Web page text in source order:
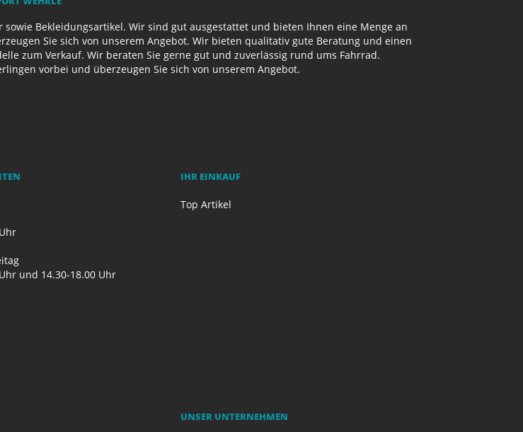
Bekleidungsartikel. Wir sind gut ausgestattet und bieten Ihnen eine Menge an
Sie sich von unserem Angebot. Wir bieten qualitativ gute Beratung und einen
zum Verkauf. Wir beraten Sie gerne gut und zuverlässig rund ums Fahrrad.
vorbei und überzeugen Sie sich von unserem Angebot.
und 14.30-18.00 Uhr
IHR EINKAUF
Top Artikel
UNSER UNTERNEHMEN